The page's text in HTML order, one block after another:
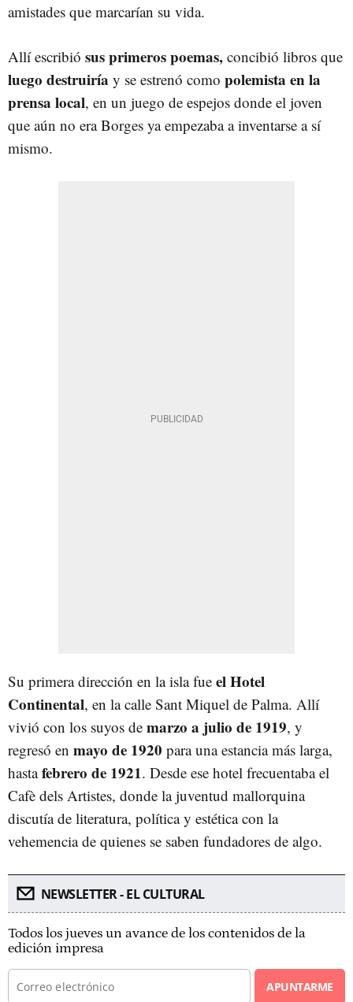
amistades que marcarían su vida.
Allí escribió sus primeros poemas, concibió libros que
luego destruiría y se estrenó como polemista en la
prensa local, en un juego de espejos donde el joven
que aún no era Borges ya empezaba a inventarse a sí
mismo.
Su primera dirección en la isla fue el Hotel
Continental, en la calle Sant Miquel de Palma. Allí
vivió con los suyos de marzo a julio de 1919, y
regresó en mayo de 1920 para una estancia más larga,
hastafebrero de 1921. Desde ese hotel frecuentaba el
Cafè dels Artistes, donde la juventud mallorquina
discutía de literatura, política y estética con la
vehemencia de quienes se saben fundadores de algo.
NEWSLETTER - EL CULTURAL
Todos los jueves un avance de los contenidos de la
edición impresa
APUNTARME